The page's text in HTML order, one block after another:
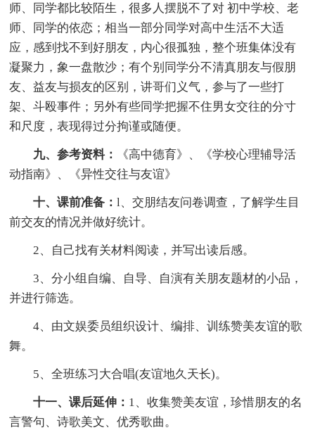
师、同学都比较陌生，很多人摆脱不了对 初中学校、老
师、同学的依恋；相当一部分同学对高中生活不大适
应，感到找不到好朋友，内心很孤独，整个班集体没有
凝聚力，象一盘散沙；有个别同学分不清真朋友与假朋
友、益友与损友的区别，讲哥们义气，参与了一些打
架、斗殴事件；另外有些同学把握不住男女交往的分寸
和尺度，表现得过分拘谨或随便。
九、参考资料：
《高中德育》、《学校心理辅导活
动指南》、《异性交往与友谊》
十、课前准备：l、交朋结友问卷调查，了解学生目
前交友的情况并做好统计。
2、自己找有关材料阅读，并写出读后感。
3、分小组自编、自导、自演有关朋友题材的小品，
并进行筛选。
4、由文娱委员组织设计、编排、训练赞美友谊的歌
舞。
5、全班练习大合唱(友谊地久天长)。
十一、课后延伸： 1、收集赞美友谊，珍惜朋友的名
言警句、诗歌美文、优秀歌曲。